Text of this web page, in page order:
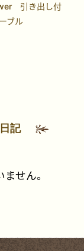
引き出し付
ブル
記
せん。